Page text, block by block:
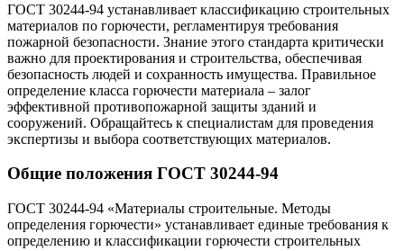
ГОСТ 30244-94 устанавливает классификацию строительных
материалов по горючести, регламентируя требования
пожарной безопасности. Знание этого стандарта критически
важно для проектирования и строительства, обеспечивая
безопасность людей и сохранность имущества. Правильное
определение класса горючести материала – залог
эффективной противопожарной защиты зданий и
сооружений. Обращайтесь к специалистам для проведения
экспертизы и выбора соответствующих материалов.
Общие положения ГОСТ 30244-94
ГОСТ 30244-94 «Материалы строительные. Методы
определения горючести» устанавливает единые требования к
определению и классификации горючести строительных